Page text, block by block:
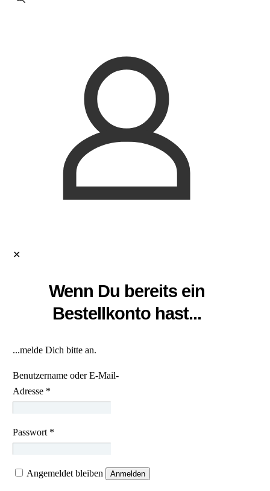
✕
Wenn Du bereits ein
Bestellkonto hast...
...melde Dich bitte an.
Benutzername oder E-Mail-
Adresse *
Passwort *
Angemeldet bleiben Anmelden